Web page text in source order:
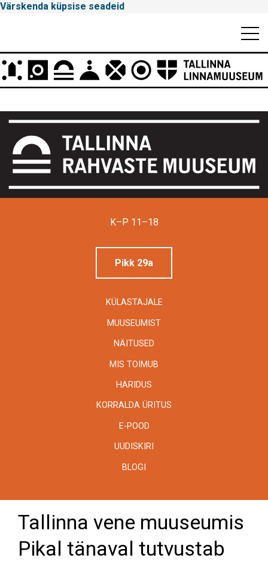
Värskenda küpsise seadeid
Peamenüü
K–P 11–18
Pikk 29a
KÜLASTAJALE
MUUSEUMIST
NÄITUSED
MIS TOIMUB
HARIDUS
KORRALDA ÜRITUS
E-POOD
UUDISKIRI
BLOGI
Tallinna vene muuseumis
Pikal tänaval tutvustab